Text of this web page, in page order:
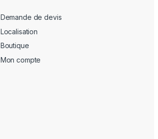
Demande de devis
Localisation
Boutique
Mon compte